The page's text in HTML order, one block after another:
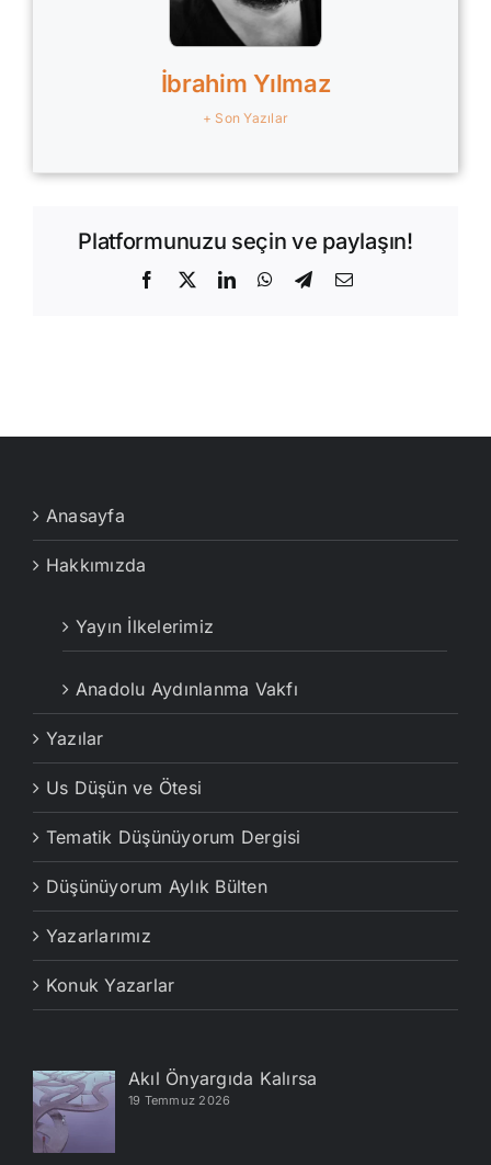
İbrahim Yılmaz
+ Son Yazılar
Platformunuzu seçin ve paylaşın!
Facebook
X LinkedInWhatsApp
Telegram
E-
Anasayfa
Hakkımızda
Yayın İlkelerimiz
Anadolu Aydınlanma Vakfı
Yazılar
Us Düşün ve Ötesi
Tematik Düşünüyorum Dergisi
Düşünüyorum Aylık Bülten
Yazarlarımız
Konuk Yazarlar
Akıl Önyargıda Kalırsa
19 Temmuz 2026